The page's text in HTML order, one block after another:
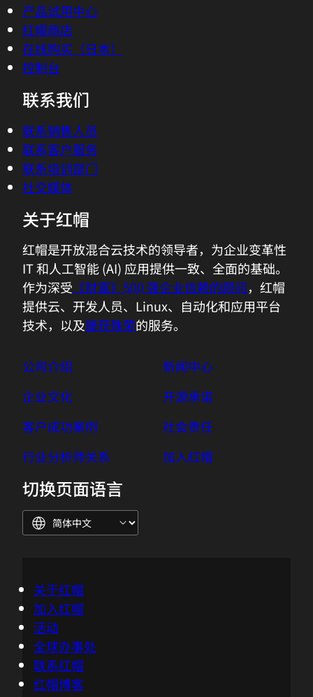
产品试用中心
红帽商店
在线购买（日本）
控制台
联系我们
联系销售人员
联系客户服务
联系培训部门
社交媒体
关于红帽
红帽是开放混合云技术的领导者，为企业变革性
IT 和人工智能 (AI) 应用提供一致、全面的基础。
作为深受 《财富》500 强企业信赖的顾问，红帽
提供云、开发人员、Linux、自动化和应用平台
技术，以及屡获殊荣的服务。
公司介绍
企业文化
客户成功案例
行业分析师关系
新闻中心
开源承诺
社会责任
加入红帽
切换页面语言
关于红帽
加入红帽
活动
全球办事处
联系红帽
红帽博客